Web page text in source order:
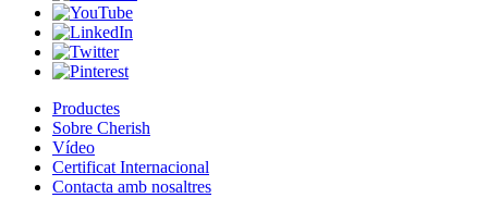
Productes
Sobre Cherish
Vídeo
Certificat Internacional
Contacta amb nosaltres